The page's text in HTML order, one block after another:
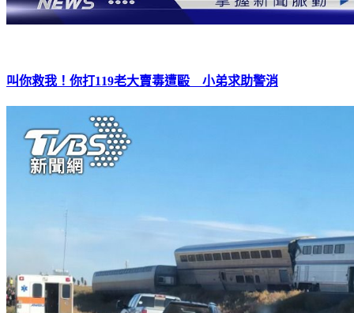
叫你救我！你打119老大賣毒遭毆 小弟求助警消